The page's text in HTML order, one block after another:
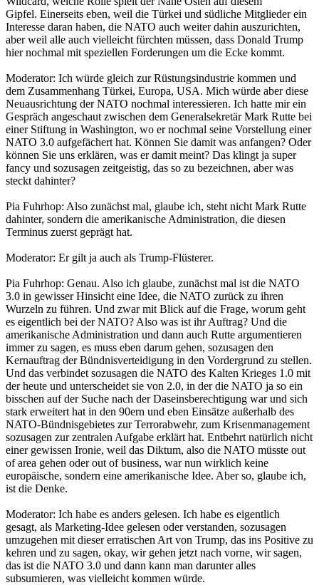
Gipfel. Einerseits eben, weil die Türkei und südliche Mitglieder ein
Interesse daran haben, die NATO auch weiter dahin auszurichten,
aber weil alle auch vielleicht fürchten müssen, dass Donald Trump
hier nochmal mit speziellen Forderungen um die Ecke kommt.
Moderator: Ich würde gleich zur Rüstungsindustrie kommen und
dem Zusammenhang Türkei, Europa, USA. Mich würde aber diese
Neuausrichtung der NATO nochmal interessieren. Ich hatte mir ein
Gespräch angeschaut zwischen dem Generalsekretär Mark Rutte bei
einer Stiftung in Washington, wo er nochmal seine Vorstellung einer
NATO 3.0 aufgefächert hat. Können Sie damit was anfangen? Oder
können Sie uns erklären, was er damit meint? Das klingt ja super
fancy und sozusagen zeitgeistig, das so zu bezeichnen, aber was
steckt dahinter?
Pia Fuhrhop: Also zunächst mal, glaube ich, steht nicht Mark Rutte
dahinter, sondern die amerikanische Administration, die diesen
Terminus zuerst geprägt hat.
Moderator: Er gilt ja auch als Trump-Flüsterer.
Pia Fuhrhop: Genau. Also ich glaube, zunächst mal ist die NATO
3.0 in gewisser Hinsicht eine Idee, die NATO zurück zu ihren
Wurzeln zu führen. Und zwar mit Blick auf die Frage, worum geht
es eigentlich bei der NATO? Also was ist ihr Auftrag? Und die
amerikanische Administration und dann auch Rutte argumentieren
immer zu sagen, es muss eben darum gehen, sozusagen den
Kernauftrag der Bündnisverteidigung in den Vordergrund zu stellen.
Und das verbindet sozusagen die NATO des Kalten Krieges 1.0 mit
der heute und unterscheidet sie von 2.0, in der die NATO ja so ein
bisschen auf der Suche nach der Daseinsberechtigung war und sich
stark erweitert hat in den 90ern und eben Einsätze außerhalb des
NATO-Bündnisgebietes zur Terrorabwehr, zum Krisenmanagement
sozusagen zur zentralen Aufgabe erklärt hat. Entbehrt natürlich nicht
einer gewissen Ironie, weil das Diktum, also die NATO müsste out
of area gehen oder out of business, war nun wirklich keine
europäische, sondern eine amerikanische Idee. Aber so, glaube ich,
ist die Denke.
Moderator: Ich habe es anders gelesen. Ich habe es eigentlich
gesagt, als Marketing-Idee gelesen oder verstanden, sozusagen
umzugehen mit dieser erratischen Art von Trump, das ins Positive zu
kehren und zu sagen, okay, wir gehen jetzt nach vorne, wir sagen,
das ist die NATO 3.0 und dann kann man darunter alles
subsumieren, was vielleicht kommen würde.